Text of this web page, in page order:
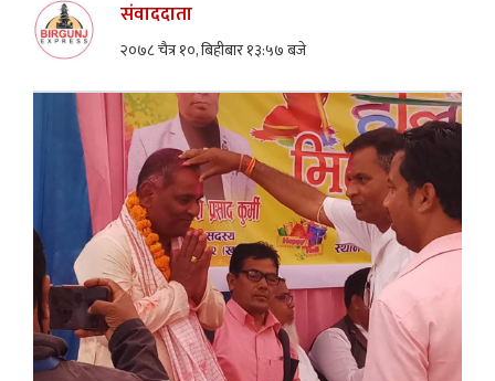
संवाददाता
२०७८ चैत्र १०, बिहीबार १३:५७ बजे